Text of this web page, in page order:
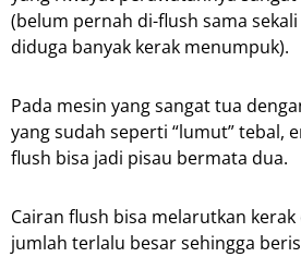
(belum pernah di-flush sama
diduga banyak kerak menumpuk).
Pada mesin yang sangat tua
yang sudah seperti “lumut” tebal,
flush bisa jadi pisau bermata dua.
Cairan flush bisa melarutkan kerak
jumlah terlalu besar sehingga